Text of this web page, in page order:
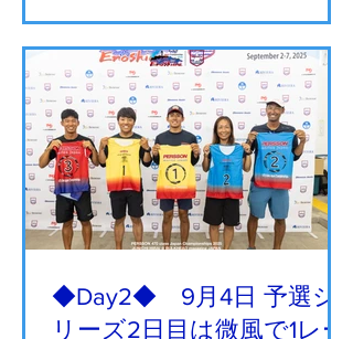
されていましたが、台風15号の接近に
よる強い雨と視界不良で厳しい状況と
なりました。 午前9時から行われた
ビブスセレモニーとチームリーダーミ
ーティングの後、陸上待機...
◆Day2◆ 9月4日 予選シ
リーズ2日目は微風で1レー